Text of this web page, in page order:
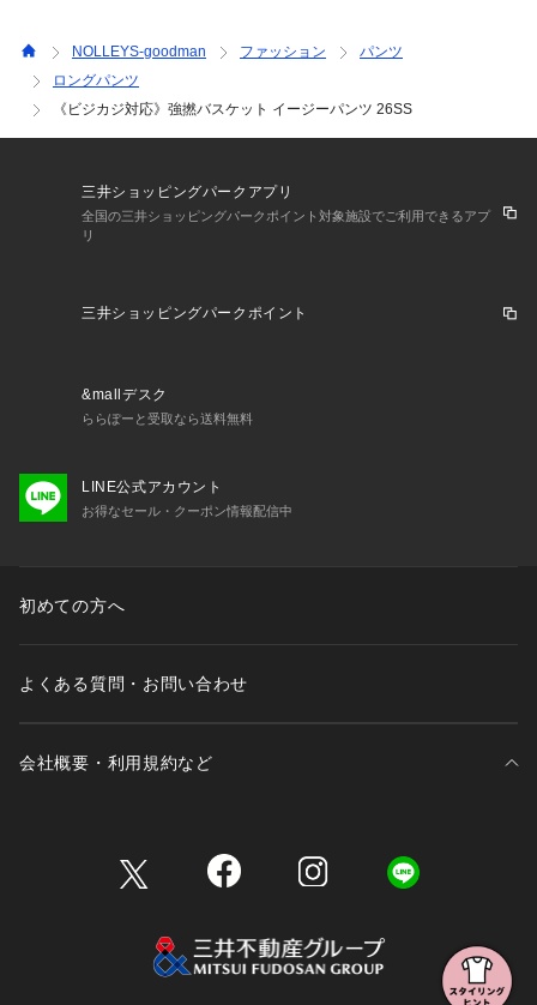
伸縮性：あり
生地の厚さ：普通
ー・ー・ー・ー・ー・ー・ー・ー・ー・ー・ー
★気になるアイテムは【お気に入り登録】がオススメです！
入荷情報やクーポン、セール情報が通知されるようになりま
【お取扱い上のご注意】
※店頭及び屋外での撮影画像は、光の当たり具合で色味が違っ
をご参照下さい。
※商品画像に関しては出来る限り忠実に表示出来るよう努めて
おりますが、お客様がご利用のモニターの設定及び特性によ
※画像の商品はサンプルとなりますので実際の商品と仕様、加
NOLLEYS-goodman ファッション
パンツ
ロングパンツ
《ビジカジ対応》強撚バスケット イージーパンツ 26SS
三井ショッピングパークアプリ
全国の三井ショッピングパークポイント対象施設でご利用できるアプ
リ
三井ショッピングパークポイント
&mallデスク
ららぽーと受取なら送料無料
LINE公式アカウント
お得なセール・クーポン情報配信中
初めての方へ
よくある質問・お問い合わせ
会社概要・利用規約など